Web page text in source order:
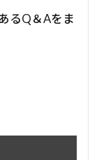
るQ＆Aをま